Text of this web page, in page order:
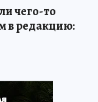
чего-то
в редакцию: